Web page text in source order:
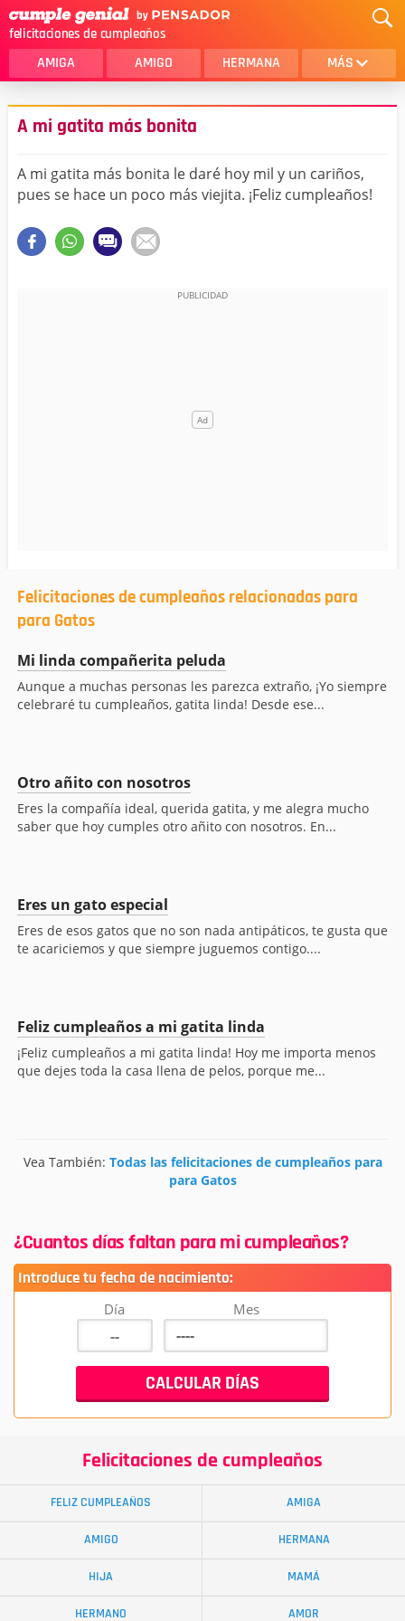
felicitaciones de cumpleaños
AMIGA AMIGO HERMANA MÁS
MAMA
AMOR
SOBRINA
HIJA
NOVIA
A mi gatita más bonita
A mi gatita más bonita le daré hoy mil y un cariños,
pues se hace un poco más viejita. ¡Feliz cumpleaños!
Felicitaciones de cumpleaños relacionadas para
para Gatos
Mi linda compañerita peluda
Aunque a muchas personas les parezca extraño, ¡Yo siempre
celebraré tu cumpleaños, gatita linda! Desde ese...
Otro añito con nosotros
Eres la compañía ideal, querida gatita, y me alegra mucho
saber que hoy cumples otro añito con nosotros. En...
Eres un gato especial
Eres de esos gatos que no son nada antipáticos, te gusta que
te acariciemos y que siempre juguemos contigo....
Feliz cumpleaños a mi gatita linda
¡Feliz cumpleaños a mi gatita linda! Hoy me importa menos
que dejes toda la casa llena de pelos, porque me...
Vea También: Todas las felicitaciones de cumpleaños para
para Gatos
¿Cuantos días faltan para mi cumpleaños?
Introduce tu fecha de nacimiento:
Día Mes
Felicitaciones de cumpleaños
FELIZ CUMPLEAÑOS AMIGA
AMIGO HERMANA
HIJA MAMÁ
HERMANO AMOR